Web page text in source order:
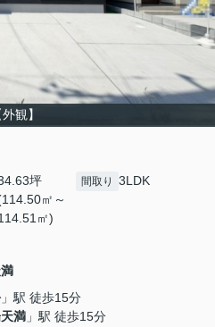
外観】
坪
㎡～
㎡)
間取り 3LDK
」駅 徒歩15分
満 」駅 徒歩15分